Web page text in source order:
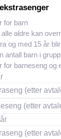
for barn
aldre kan
og med 15 år
antall barn i
for barneseng og
(etter
(etter
(etter